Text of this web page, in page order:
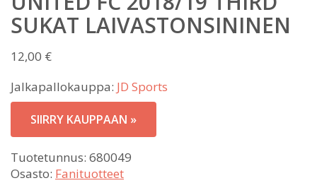
SUKAT LAIVASTONSININEN
12,00 €
Jalkapallokauppa: JD Sports
SIIRRY KAUPPAAN »
Tuotetunnus: 680049
Osasto: Fanituotteet